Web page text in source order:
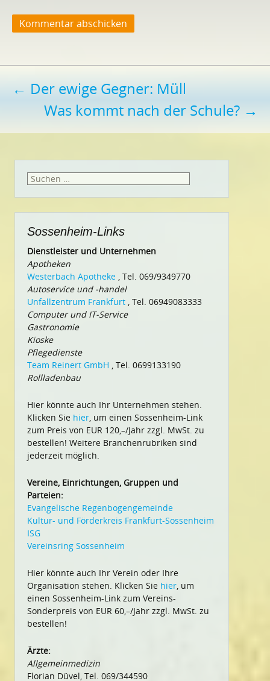
Beitragsnavigation
← Der ewige Gegner: Müll
Was kommt nach der Schule? →
Suchen
Sossenheim-Links
Dienstleister und Unternehmen
Apotheken
Westerbach Apotheke , Tel. 069/9349770
Autoservice und -handel
Unfallzentrum Frankfurt , Tel. 06949083333
Computer und IT-Service
Gastronomie
Kioske
Pflegedienste
Team Reinert GmbH , Tel. 0699133190
Rollladenbau
Hier könnte auch Ihr Unternehmen stehen.
Klicken Sie hier, um einen Sossenheim-Link
zum Preis von EUR 120,–/Jahr zzgl. MwSt. zu
bestellen! Weitere Branchenrubriken sind
jederzeit möglich.
Vereine, Einrichtungen, Gruppen und
Parteien:
Evangelische Regenbogengemeinde
Kultur- und Förderkreis Frankfurt-Sossenheim
ISG
Vereinsring Sossenheim
Hier könnte auch Ihr Verein oder Ihre
Organisation stehen. Klicken Sie hier, um
einen Sossenheim-Link zum Vereins-
Sonderpreis von EUR 60,–/Jahr zzgl. MwSt. zu
bestellen!
Ärzte:
Allgemeinmedizin
Florian Düvel, Tel. 069/344590